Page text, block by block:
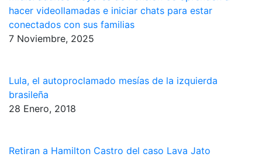
hacer videollamadas e iniciar chats para estar
conectados con sus familias
7 Noviembre, 2025
Lula, el autoproclamado mesías de la izquierda
brasileña
28 Enero, 2018
Retiran a Hamilton Castro del caso Lava Jato